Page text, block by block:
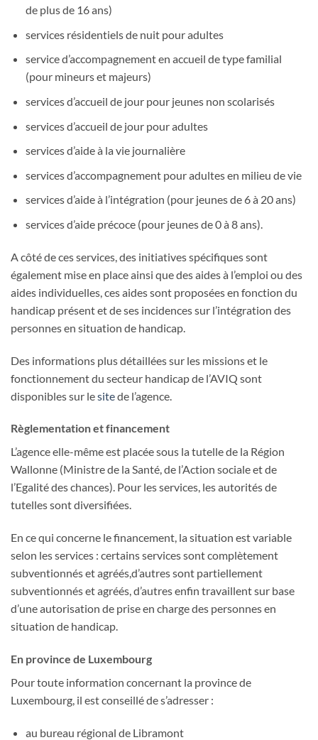
de plus de 16 ans)
services résidentiels de nuit pour adultes
service d’accompagnement en accueil de type familial
(pour mineurs et majeurs)
services d’accueil de jour pour jeunes non scolarisés
services d’accueil de jour pour adultes
services d’aide à la vie journalière
services d’accompagnement pour adultes en milieu de vie
services d’aide à l’intégration (pour jeunes de 6 à 20 ans)
services d’aide précoce (pour jeunes de 0 à 8 ans).
A côté de ces services, des initiatives spécifiques sont
également mise en place ainsi que des aides à l’emploi ou des
aides individuelles, ces aides sont proposées en fonction du
handicap présent et de ses incidences sur l’intégration des
personnes en situation de handicap.
Des informations plus détaillées sur les missions et le
fonctionnement du secteur handicap de l’AVIQ sont
disponibles sur lesitede l’agence.
Règlementation et financement
L’agence elle-même est placée sous la tutelle de la Région
Wallonne (Ministre de la Santé, de l’Action sociale et de
l’Egalité des chances). Pour les services, les autorités de
tutelles sont diversifiées.
En ce qui concerne le financement, la situation est variable
selon les services : certains services sont complètement
subventionnés et agréés,d’autres sont partiellement
subventionnés et agréés, d’autres enfin travaillent sur base
d’une autorisation de prise en charge des personnes en
situation de handicap.
En province de Luxembourg
Pour toute information concernant la province de
Luxembourg, il est conseillé de s’adresser :
au bureau régional de Libramont